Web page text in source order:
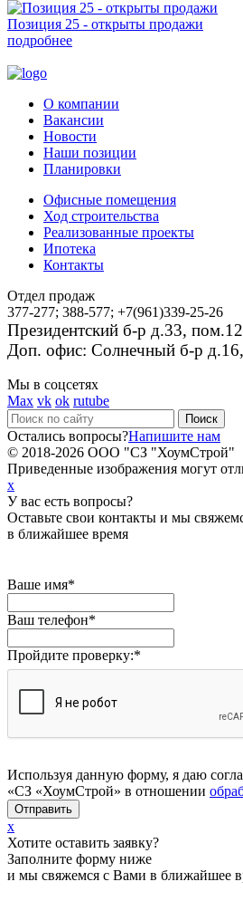
Позиция 25 - открыты продажи
подробнее
О компании
Вакансии
Новости
Наши позиции
Планировки
Офисные помещения
Ход строительства
Реализованные проекты
Ипотека
Контакты
Отдел продаж
377-277; 388-577; +7(961)339-25-26
Президентский б-р д.33, пом.12
Доп. офис: Солнечный б-р
Мы в соцсетях
Max vk ok rutube
Остались вопросы?Напишите нам
© 2018-2026 ООО "СЗ "ХоумСтрой"
Приведенные изображения могут
x
У вас есть вопросы?
Оставьте свои контакты и мы
в ближайшее время
Ваше имя*
Ваш телефон*
Пройдите проверку:*
Используя данную форму, я даю
«СЗ «ХоумСтрой» в отношении
x
Хотите оставить заявку?
Заполните форму ниже
и мы свяжемся с Вами в ближайшее